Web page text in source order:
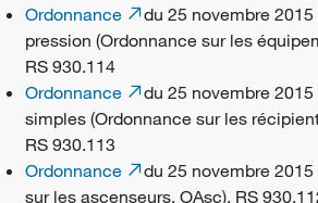
Ordonnance
du 25 novembre
pression (Ordonnance sur les
RS 930.114
Ordonnance
du 25 novembre
simples (Ordonnance sur les
RS 930.113
Ordonnance
du 25 novembre
sur les ascenseurs, OAsc), RS